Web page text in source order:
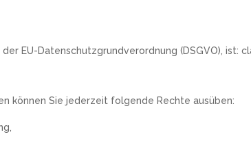
EU-Datenschutzgrundverordnung (DSGVO), ist:
können Sie jederzeit folgende Rechte ausüben: